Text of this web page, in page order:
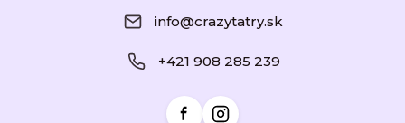
info@crazytatry.sk
+421 908 285 239